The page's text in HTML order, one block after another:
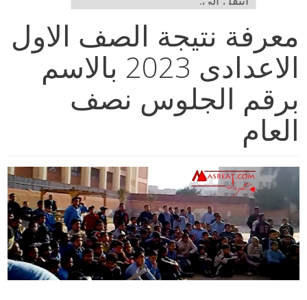
معرفة نتيجة الصف الاول
الاعدادى 2023 بالاسم
برقم الجلوس نصف
العام